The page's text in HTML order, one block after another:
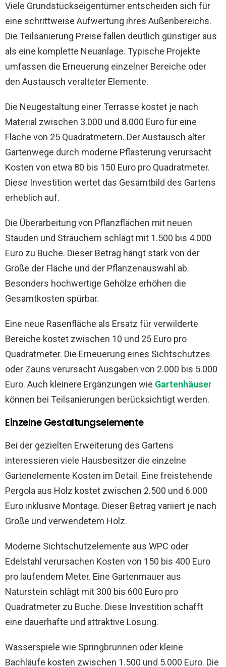
Viele Grundstückseigentümer entscheiden sich für
eine schrittweise Aufwertung ihres Außenbereichs.
Die Teilsanierung Preise fallen deutlich günstiger aus
als eine komplette Neuanlage. Typische Projekte
umfassen die Erneuerung einzelner Bereiche oder
den Austausch veralteter Elemente.
Die Neugestaltung einer Terrasse kostet je nach
Material zwischen 3.000 und 8.000 Euro für eine
Fläche von 25 Quadratmetern. Der Austausch alter
Gartenwege durch moderne Pflasterung verursacht
Kosten von etwa 80 bis 150 Euro pro Quadratmeter.
Diese Investition wertet das Gesamtbild des Gartens
erheblich auf.
Die Überarbeitung von Pflanzflächen mit neuen
Stauden und Sträuchern schlägt mit 1.500 bis 4.000
Euro zu Buche. Dieser Betrag hängt stark von der
Größe der Fläche und der Pflanzenauswahl ab.
Besonders hochwertige Gehölze erhöhen die
Gesamtkosten spürbar.
Eine neue Rasenfläche als Ersatz für verwilderte
Bereiche kostet zwischen 10 und 25 Euro pro
Quadratmeter. Die Erneuerung eines Sichtschutzes
oder Zauns verursacht Ausgaben von 2.000 bis 5.000
Euro. Auch kleinere Ergänzungen wie Gartenhäuser
können bei Teilsanierungen berücksichtigt werden.
Einzelne Gestaltungselemente
Bei der gezielten Erweiterung des Gartens
interessieren viele Hausbesitzer die einzelne
Gartenelemente Kosten im Detail. Eine freistehende
Pergola aus Holz kostet zwischen 2.500 und 6.000
Euro inklusive Montage. Dieser Betrag variiert je nach
Größe und verwendetem Holz.
Moderne Sichtschutzelemente aus WPC oder
Edelstahl verursachen Kosten von 150 bis 400 Euro
pro laufendem Meter. Eine Gartenmauer aus
Naturstein schlägt mit 300 bis 600 Euro pro
Quadratmeter zu Buche. Diese Investition schafft
eine dauerhafte und attraktive Lösung.
Wasserspiele wie Springbrunnen oder kleine
Bachläufe kosten zwischen 1.500 und 5.000 Euro. Die